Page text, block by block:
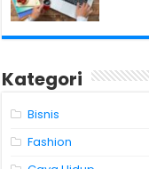
Kategori
Bisnis
Fashion